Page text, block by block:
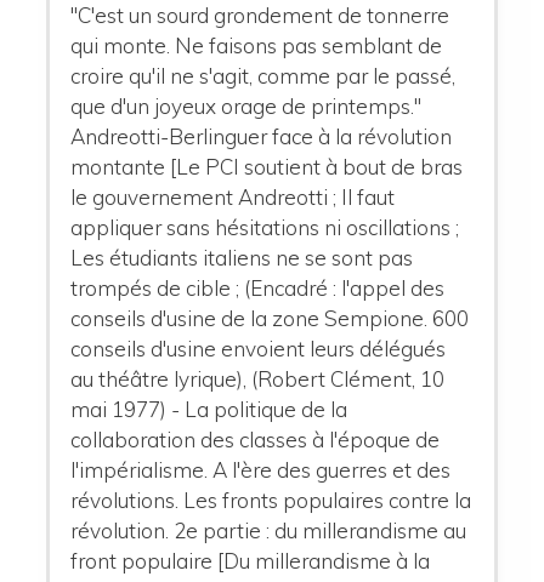
"C'est un sourd grondement de tonnerre
qui monte. Ne faisons pas semblant de
croire qu'il ne s'agit, comme par le passé,
que d'un joyeux orage de printemps."
Andreotti-Berlinguer face à la révolution
montante [Le PCI soutient à bout de bras
le gouvernement Andreotti ; Il faut
appliquer sans hésitations ni oscillations ;
Les étudiants italiens ne se sont pas
trompés de cible ; (Encadré : l'appel des
conseils d'usine de la zone Sempione. 600
conseils d'usine envoient leurs délégués
au théâtre lyrique), (Robert Clément, 10
mai 1977) - La politique de la
collaboration des classes à l'époque de
l'impérialisme. A l'ère des guerres et des
révolutions. Les fronts populaires contre la
révolution. 2e partie : du millerandisme au
front populaire [Du millerandisme à la